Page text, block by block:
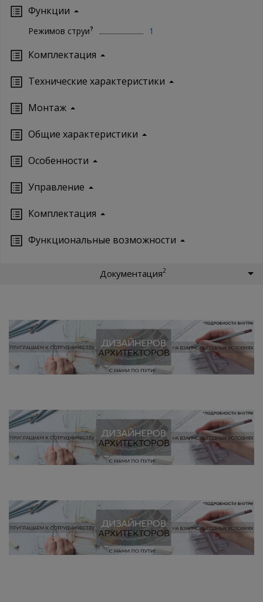
Функции
Режимов струи? 1
Комплектация
Технические характеристики
Монтаж
Oбщие характеристики
Особенности
Управление
Кoмплектация
Функциональные возможности
Документация2